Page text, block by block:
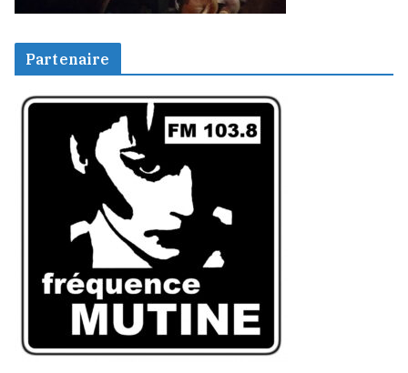
Partenaire